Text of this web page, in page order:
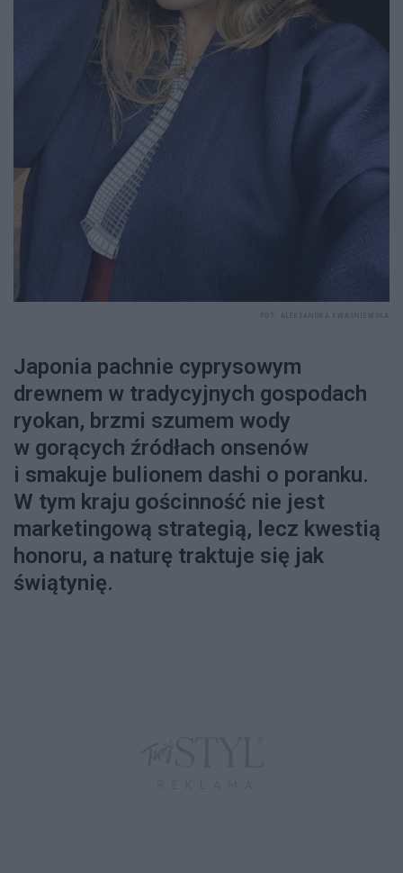
Japonia pachnie cyprysowym
drewnem w tradycyjnych gospodach
ryokan, brzmi szumem wody
w gorących źródłach onsenów
i smakuje bulionem dashi o poranku.
W tym kraju gościnność nie jest
marketingową strategią, lecz kwestią
honoru, a naturę traktuje się jak
świątynię.